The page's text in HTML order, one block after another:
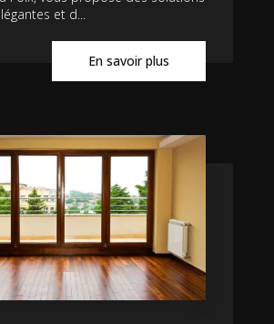
et d...
En savoir plus